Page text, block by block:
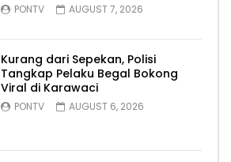
PONTV AUGUST 7, 2026
Kurang dari Sepekan, Polisi
Tangkap Pelaku Begal Bokong
Viral di Karawaci
PONTV AUGUST 6, 2026